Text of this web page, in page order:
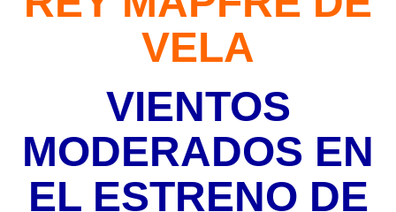
VELA
VIENTOS
MODERADOS EN
EL ESTRENO DE